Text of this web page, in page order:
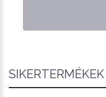
SIKERTERMÉKEK